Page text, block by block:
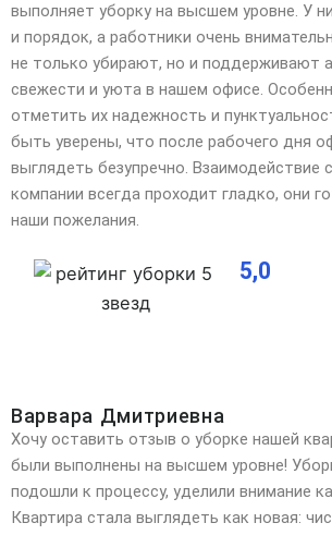
выполняет уборку на высшем уровне. У
и порядок, а работники очень
не только убирают, но и поддерживают
свежести и уюта в нашем офисе.
отметить их надежность и
быть уверены, что после рабочего дня
выглядеть безупречно. Взаимодействие
компании всегда проходит гладко, они
наши пожелания.
5,0
Варвара Дмитриевна
Хочу оставить отзыв о уборке нашей
были выполнены на высшем уровне!
подошли к процессу, уделили внимание
Квартира стала выглядеть как новая: